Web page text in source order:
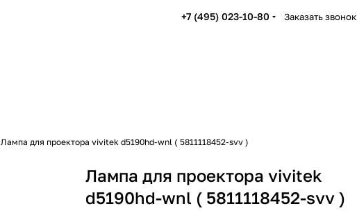
+7 (495) 023-10-80 Заказать звонок
Лампа для проектора vivitek d5190hd-wnl ( 5811118452-svv )
Лампа для проектора vivitek
d5190hd-wnl ( 5811118452-svv )